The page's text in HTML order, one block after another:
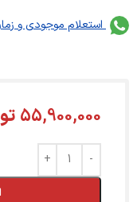
استعلام موجودی و
55,900,000